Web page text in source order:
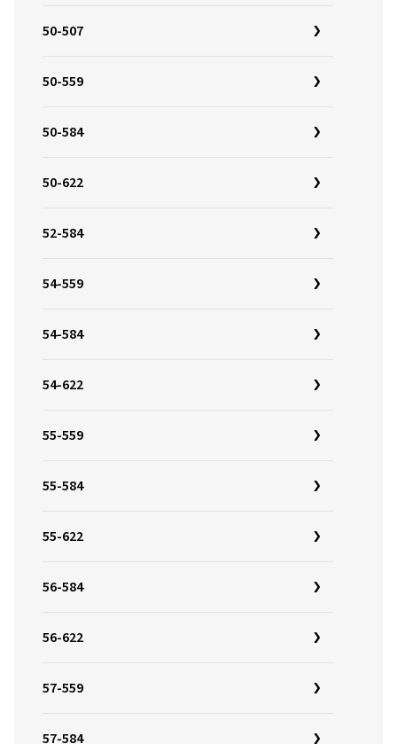
50-507
50-559
50-584
50-622
52-584
54-559
54-584
54-622
55-559
55-584
55-622
56-584
56-622
57-559
57-584